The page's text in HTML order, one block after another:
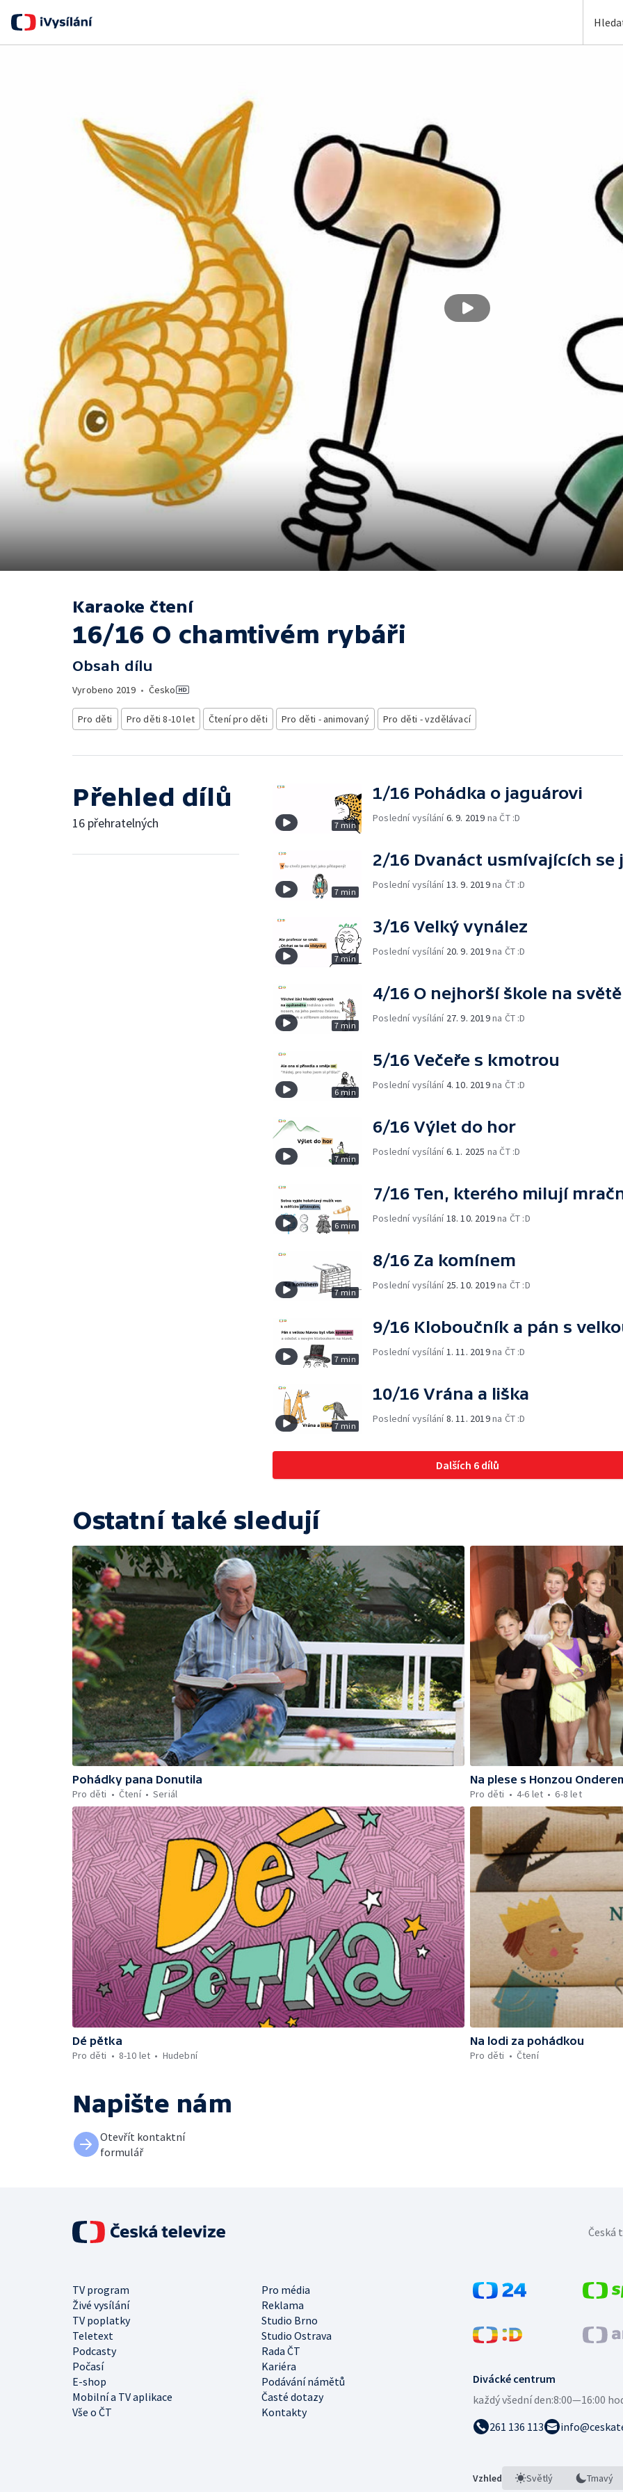
Karaoke čtení
16/16 O chamtivém rybáři
Obsah dílu
Vyrobeno 2019 • Česko
Pro děti Pro děti 8-10 let Čtení pro děti Pro děti - animovaný Pro děti - vzdělávací
Přehled dílů
16 přehratelných 7 min
1/16 Pohádka o jaguárovi
Poslední vysílání6. 9. 2019 na ČT :D
7 min
2/16 Dvanáct usmívajících se
Poslední vysílání13. 9. 2019na ČT :D
7 min
3/16 Velký vynález
Poslední vysílání 20. 9. 2019na ČT :D
7 min
4/16 O nejhorší škole na světě
Poslední vysílání 27. 9. 2019na ČT :D
6 min
5/16 Večeře s kmotrou
Poslední vysílání4. 10. 2019na ČT :D
7 min
6/16 Výlet do hor
Poslední vysílání6. 1. 2025 na ČT :D
6 min
7/16 Ten, kterého milují
Poslední vysílání18. 10. 2019na ČT :D
7 min
8/16 Za komínem
Poslední vysílání 25. 10. 2019na ČT :D
7 min
9/16 Kloboučník a pán s
Poslední vysílání1. 11. 2019na ČT :D
7 min
10/16 Vrána a liška
Poslední vysílání8. 11. 2019na ČT :D
Dalších 6 dílů
Ostatní také sledují
Pohádky pana Donutila
Pro děti
Čtení Seriál
Na plese s Honzou
Pro děti
4-6 let 6-8 let
Dé pětka
Pro děti
8-10 let Hudební
Na lodi za pohádkou
Pro děti
Čtení
Napište nám
Otevřít kontaktní
formulář
Divácké centrum
každý všední den:8:00—16:00
261 136 113
Vzhled Světlý Tmavý
TV program
Pro média
Živé vysílání
Reklama
TV poplatky
Studio Brno
Teletext
Studio Ostrava
Podcasty
Rada ČT
Počasí
Kariéra
E-shop
Podávání námětů
Mobilní a TV aplikace
Časté dotazy
Vše o ČT
Kontakty
Česká